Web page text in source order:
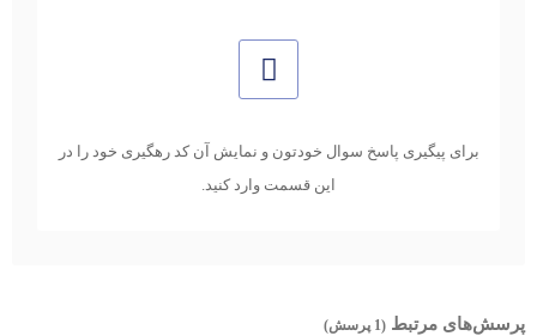
برای پیگیری پاسخ سوال خودتون و نمایش آن کد رهگیری خود را در
این قسمت وارد کنید.
پرسش‌های مرتبط (1 پرسش)